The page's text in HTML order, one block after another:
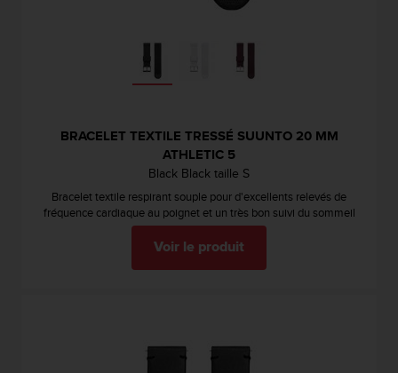
BRACELET TEXTILE TRESSÉ SUUNTO 20 MM
ATHLETIC 5
Black Black taille S
Bracelet textile respirant souple pour d'excellents relevés de
fréquence cardiaque au poignet et un très bon suivi du sommeil
Voir le produit